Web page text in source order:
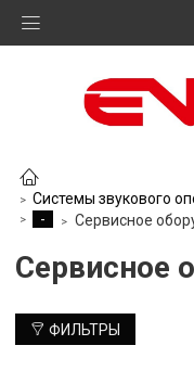
Системы звукового
-
Сервисное
Сервисное
ФИЛЬТРЫ